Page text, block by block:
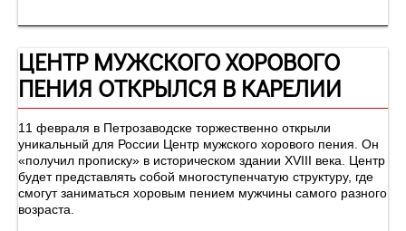
ЦЕНТР МУЖСКОГО ХОРОВОГО
ПЕНИЯ ОТКРЫЛСЯ В КАРЕЛИИ
11 февраля в Петрозаводске торжественно открыли
уникальный для России Центр мужского хорового пения. Он
«получил прописку» в историческом здании XVIII века. Центр
будет представлять собой многоступенчатую структуру, где
смогут заниматься хоровым пением мужчины самого разного
возраста.